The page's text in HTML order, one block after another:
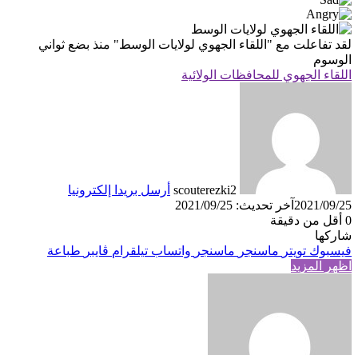
لقد تفاعلت مع "اللقاء الجهوي لولايات الوسط" منذ بضع ثواني
الوسوم
اللقاء الجهوي للمحافظات الولائية
scouterezki2 أرسل بريدا إلكترونيا
2021/09/25 آخر تحديث: 2021/09/25
0 أقل من دقيقة
شاركها
فيسبوك تويتر ماسنجر ماسنجر واتساب تيلقرام ڤايبر طباعة
اظهر المزيد